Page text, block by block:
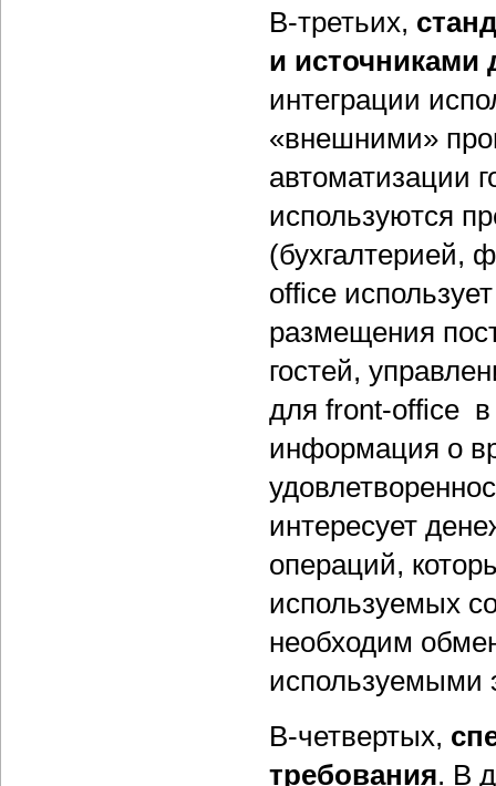
В-третьих,
и источниками
интеграции
«внешними»
автоматизации
используются
(бухгалтерией,
office
размещения
гостей,
для front-office
информация о
интересует
операций,
используемых
необходим
используемыми
В-четвертых,
требования. В